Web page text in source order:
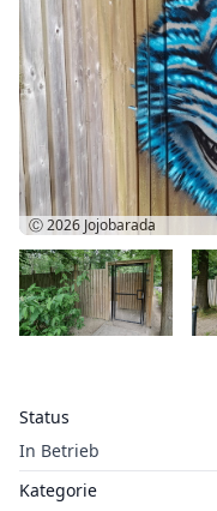
Status
In Betrieb
Kategorie
Ⓒ 2026 Jojobarada